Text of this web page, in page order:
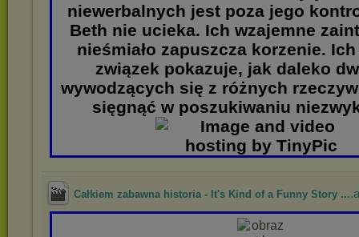
niewerbalnych jest poza jego
Beth nie ucieka. Ich wzajemne
nieśmiało zapuszcza korzenie.
związek pokazuje, jak daleko
wywodzących się z różnych
sięgnąć w poszukiwaniu
Całkiem zabawna historia - It's Kind of a Funny Story ...